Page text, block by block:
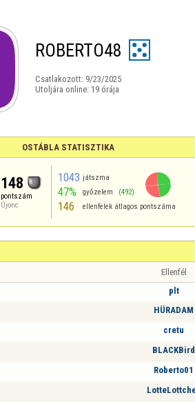
ROBERTO48
Csatlakozott: 9/23/2025
Utoljára online: 19 órája
OSTÁBLA STATISZTIKA
148
pontszám
Újonc
1043 játszma
47% győzelem (492)
146 ellenfelek átlagos pontszáma
Ellenfél
plt
HÜRADAM
cretu
BLACKBird
Roberto01